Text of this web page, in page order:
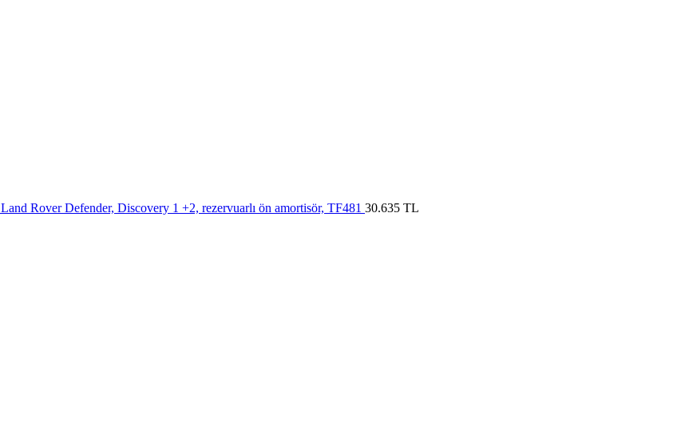
Land Rover Defender, Discovery 1 +2, rezervuarlı ön amortisör, TF481 30.635 TL